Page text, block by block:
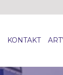
KONTAKT